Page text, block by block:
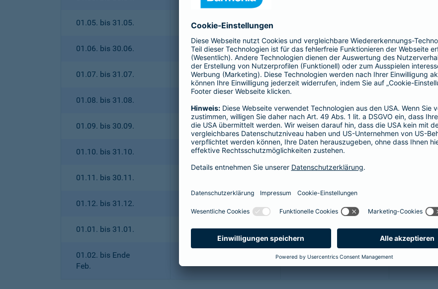
01.05. bis 31.05. 77,44 EUR
01.06. bis 30.06. 68,75 EUR 47,52 EUR
01.07. bis 31.07. 64,46 EUR 44,55 EUR
01.08. bis 31.08.
01.09. bis 30.09. 51,59 EUR 35,64 EUR
01.10. bis 31.10. 43,01 EUR 29,70 EUR
01.11. bis 30.11.
01.12. bis 31.12.
01.01. bis 31.01. 21,45 EUR 14,85 EUR
01.02. bis Ende
Feb.
8,91 EUR